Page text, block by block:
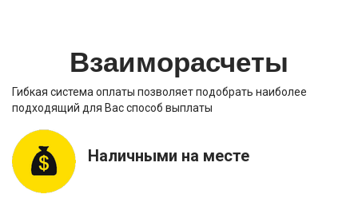
Взаиморасчеты
Гибкая система оплаты позволяет подобрать наиболее
подходящий для Вас способ выплаты
Наличными на месте